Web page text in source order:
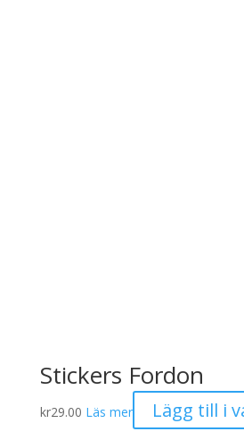
Stickers Fordon
kr29.00 Läs mer Lägg till i